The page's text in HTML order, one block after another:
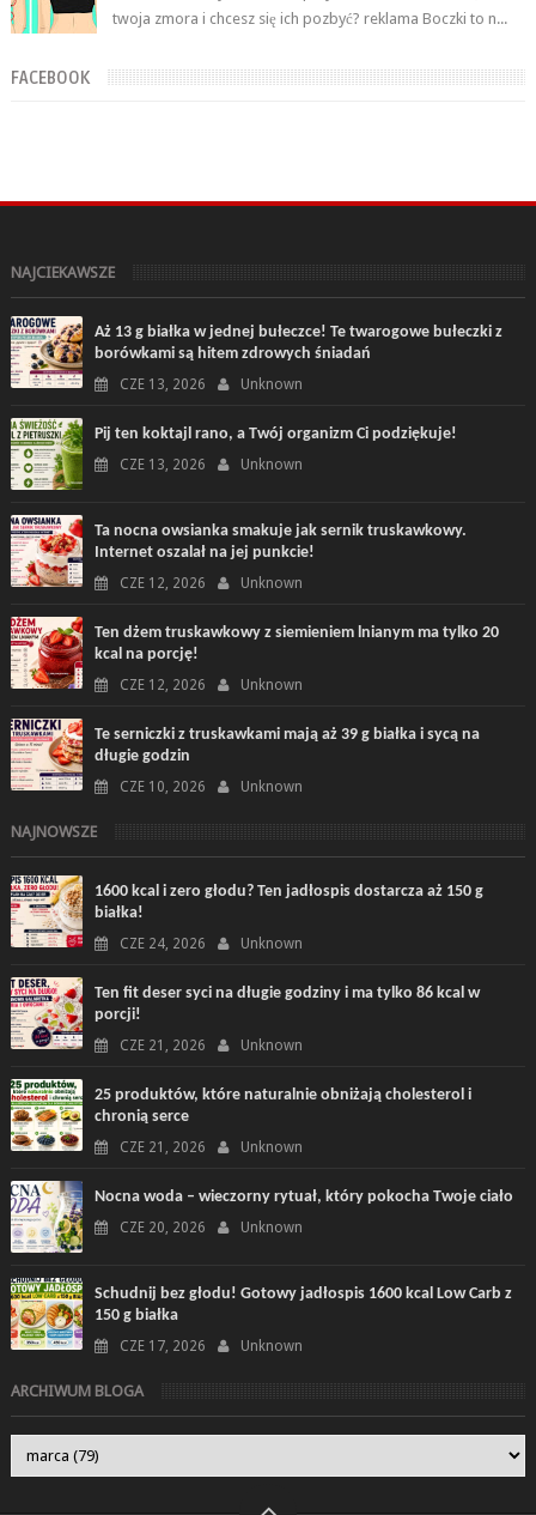
twoja zmora i chcesz się ich pozbyć? reklama Boczki to n...
FACEBOOK
NAJCIEKAWSZE
Aż 13 g białka w jednej bułeczce! Te twarogowe bułeczki z
borówkami są hitem zdrowych śniadań
CZE 13, 2026 Unknown
Pij ten koktajl rano, a Twój organizm Ci podziękuje!
CZE 13, 2026 Unknown
Ta nocna owsianka smakuje jak sernik truskawkowy.
Internet oszalał na jej punkcie!
CZE 12, 2026 Unknown
Ten dżem truskawkowy z siemieniem lnianym ma tylko 20
kcal na porcję!
CZE 12, 2026 Unknown
Te serniczki z truskawkami mają aż 39 g białka i sycą na
długie godzin
CZE 10, 2026 Unknown
NAJNOWSZE
1600 kcal i zero głodu? Ten jadłospis dostarcza aż 150 g
białka!
CZE 24, 2026 Unknown
Ten fit deser syci na długie godziny i ma tylko 86 kcal w
porcji!
CZE 21, 2026 Unknown
25 produktów, które naturalnie obniżają cholesterol i
chronią serce
CZE 21, 2026 Unknown
Nocna woda – wieczorny rytuał, który pokocha Twoje ciało
CZE 20, 2026 Unknown
Schudnij bez głodu! Gotowy jadłospis 1600 kcal Low Carb z
150 g białka
CZE 17, 2026 Unknown
ARCHIWUM BLOGA